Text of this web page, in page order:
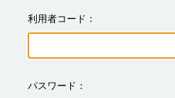
利用者コード
パスワード